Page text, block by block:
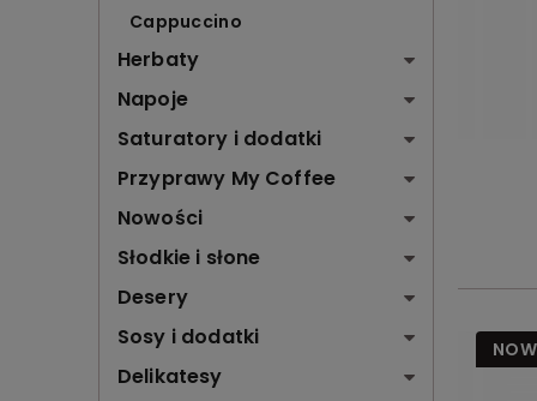
Cappuccino
Herbaty
Napoje
Saturatory i dodatki
Przyprawy My Coffee
Nowości
Słodkie i słone
Desery
Sosy i dodatki
Delikatesy